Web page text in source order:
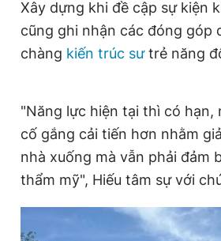
Xây dựng khi đề cập sự kiện
cũng ghi nhận các đóng góp
chàng kiến trúc sưtrẻ năng
"Năng lực hiện tại thì có hạn,
cố gắng cải tiến hơn nhằm
nhà xuống mà vẫn phải đảm
thẩm mỹ", Hiếu tâm sự với